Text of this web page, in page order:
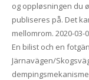
og oppløsningen du
publiseres på. Det
mellomrom. 2020-03-
En bilist och en
Järnavägen/